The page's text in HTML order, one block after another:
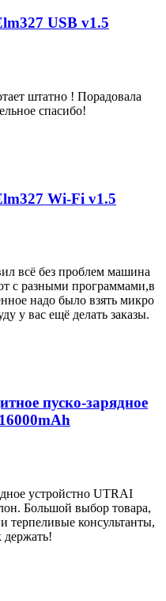
USB v1.5
штатно ! Порадовала
спасибо!
Wi-Fi v1.5
всё без проблем машина
с разными программами,в
надо было взять микро
у вас ещё делать заказы.
пуско-зарядное
устройстно UTRAI
Большой выбор товара,
консультанты,